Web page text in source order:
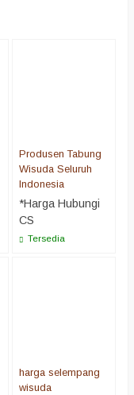
Produsen Tabung
Wisuda Seluruh
Indonesia
*Harga Hubungi
CS
Tersedia
harga selempang
wisuda